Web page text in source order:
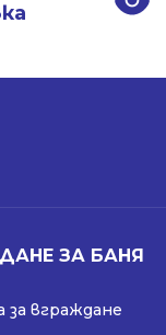
ЗА БАНЯ
вграждане